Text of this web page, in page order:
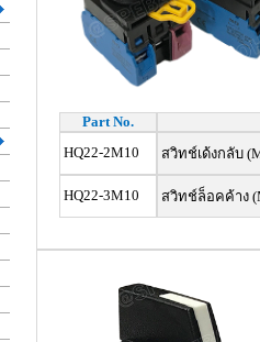
Part No.
HQ22-2M10
สวิทช์เด้งกลับ
HQ22-3M10 สวิทช์ล็อคค้าง